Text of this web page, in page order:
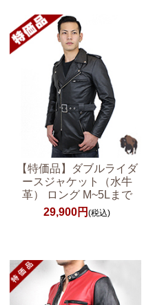
【特価品】ダブルライダ
ースジャケット（水牛
革） ロング M~5Lまで
29,900円(税込)